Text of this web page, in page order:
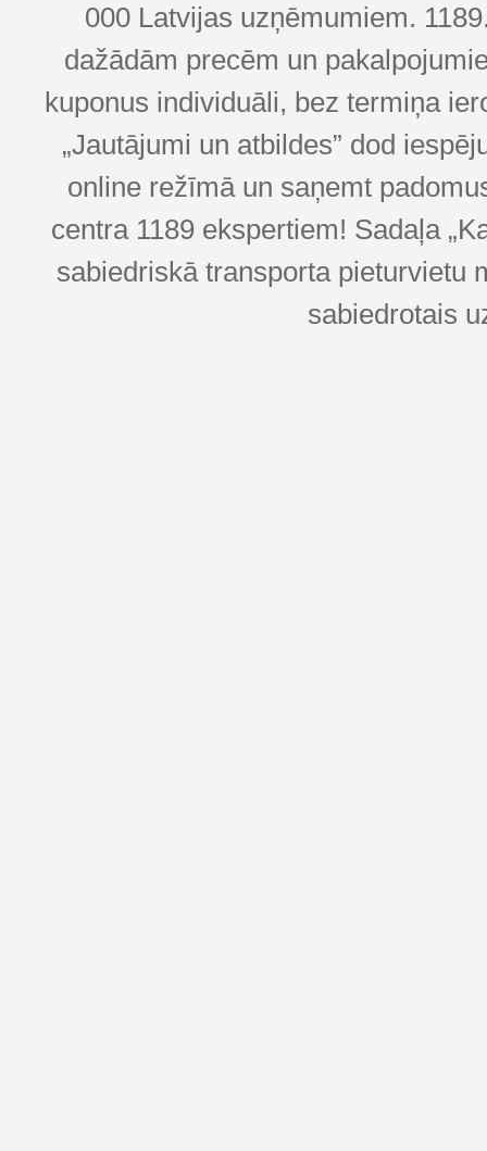
000 Latvijas uzņēmumiem.
dažādām precēm un
kuponus individuāli, bez termiņa
„Jautājumi un atbildes” dod
online režīmā un saņemt
centra 1189 ekspertiem! Sadaļa
sabiedriskā transporta pieturvietu
sabiedrotais